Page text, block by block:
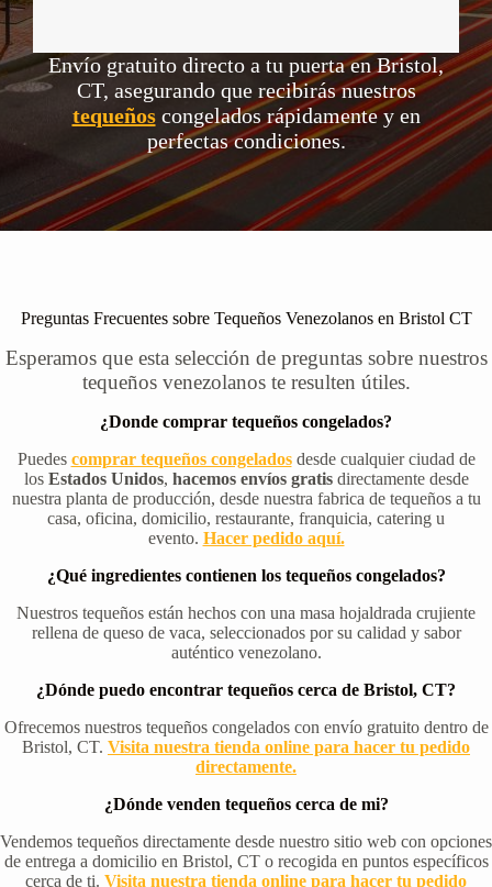
Envío gratuito directo a tu puerta en Bristol,
CT, asegurando que recibirás nuestros
tequeñoscongelados rápidamente y en
perfectas condiciones.
Preguntas Frecuentes sobre Tequeños Venezolanos en Bristol CT
Esperamos que esta selección de preguntas sobre nuestros
tequeños venezolanos te resulten útiles.
¿Donde comprar tequeños congelados?
Puedes comprar tequeños congelados desde cualquier ciudad de
los Estados Unidos, hacemos envíos gratisdirectamente desde
nuestra planta de producción, desde nuestra fabrica de tequeños a tu
casa, oficina, domicilio, restaurante, franquicia, catering u
evento. Hacer pedido aquí.
¿Qué ingredientes contienen los tequeños congelados?
Nuestros tequeños están hechos con una masa hojaldrada crujiente
rellena de queso de vaca, seleccionados por su calidad y sabor
auténtico venezolano.
¿Dónde puedo encontrar tequeños cerca de Bristol, CT?
Ofrecemos nuestros tequeños congelados con envío gratuito dentro de
Bristol, CT. Visita nuestra tienda online para hacer tu pedido
directamente.
¿Dónde venden tequeños cerca de mi?
Vendemos tequeños directamente desde nuestro sitio web con opciones
de entrega a domicilio en Bristol, CT o recogida en puntos específicos
cerca de ti. Visita nuestra tienda online para hacer tu pedido